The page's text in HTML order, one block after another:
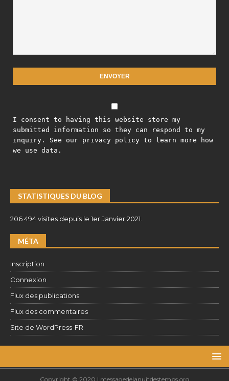
I consent to having this website store my
submitted information so they can respond to my
inquiry. See our privacy policy to learn more how
we use data.
STATISTIQUES DU BLOG
206 494 visites depuis le 1er Janvier 2021.
MÉTA
Inscription
Connexion
Flux des publications
Flux des commentaires
Site de WordPress-FR
Copyright © 2020 | messagedelanuitdestemps.org